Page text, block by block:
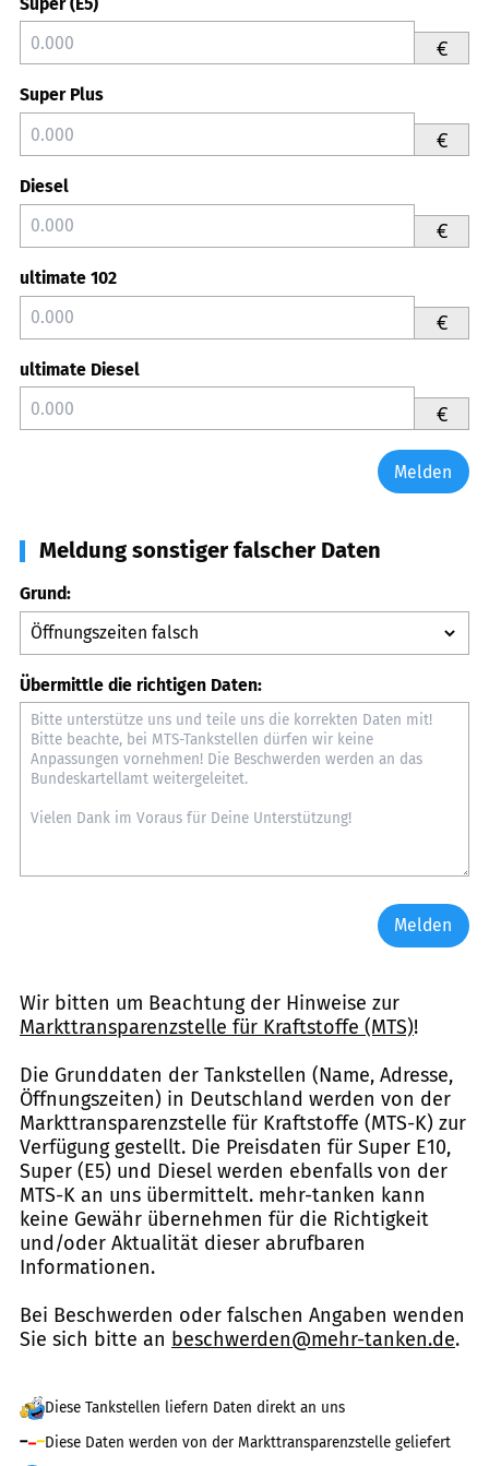
€
Super Plus
€
Diesel
€
ultimate 102
€
ultimate Diesel
€
Melden
Meldung sonstiger falscher Daten
Grund:
Übermittle die richtigen Daten:
Melden
Wir bitten um Beachtung der Hinweise zur
Markttransparenzstelle für Kraftstoffe (MTS)!
Die Grunddaten der Tankstellen (Name, Adresse,
Öffnungszeiten) in Deutschland werden von der
Markttransparenzstelle für Kraftstoffe (MTS-K) zur
Verfügung gestellt. Die Preisdaten für Super E10,
Super (E5) und Diesel werden ebenfalls von der
MTS-K an uns übermittelt. mehr-tanken kann
keine Gewähr übernehmen für die Richtigkeit
und/oder Aktualität dieser abrufbaren
Informationen.
Bei Beschwerden oder falschen Angaben wenden
Sie sich bitte an beschwerden@mehr-tanken.de.
Diese Tankstellen liefern Daten direkt an uns
Diese Daten werden von der Markttransparenzstelle geliefert